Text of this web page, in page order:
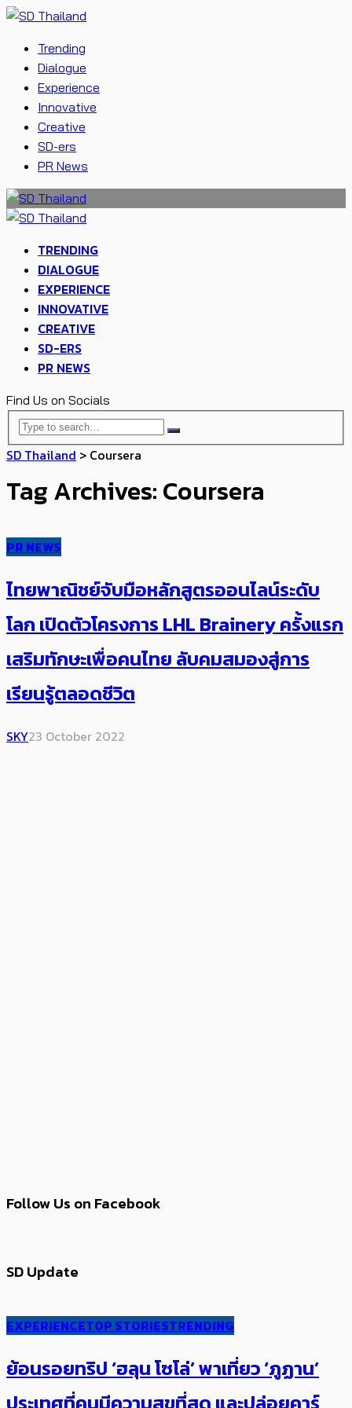
Trending
Dialogue
Experience
Innovative
Creative
SD-ers
PR News
TRENDING
DIALOGUE
EXPERIENCE
INNOVATIVE
CREATIVE
SD-ERS
PR NEWS
Find Us on Socials
SD Thailand > Coursera
Tag Archives: Coursera
PR NEWS
ไทยพาณิชย์จับมือหลักสูตรออนไลน์ระดับ
โลก เปิดตัวโครงการ LHL Brainery ครั้งแรก
เสริมทักษะเพื่อคนไทย ลับคมสมองสู่การ
เรียนรู้ตลอดชีวิต
SKY23 October 2022
Follow Us on Facebook
SD Update
EXPERIENCETOP STORIESTRENDING
ย้อนรอยทริป ‘ฮลุน โซโล่’ ​​พาเที่ยว ‘ภูฏาน’